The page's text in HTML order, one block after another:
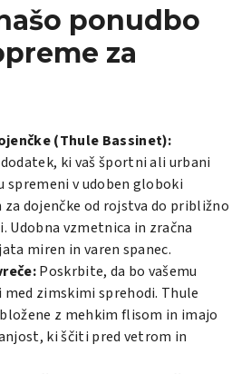
ponudbo
za
(Thule Bassinet):
ki vaš športni ali urbani
spremeni v udoben globoki
dojenčke od rojstva do približno
Udobna vzmetnica in zračna
miren in varen spanec.
Poskrbite, da bo vašemu
zimskimi sprehodi. Thule
z mehkim flisom in imajo
ki ščiti pred vetrom in